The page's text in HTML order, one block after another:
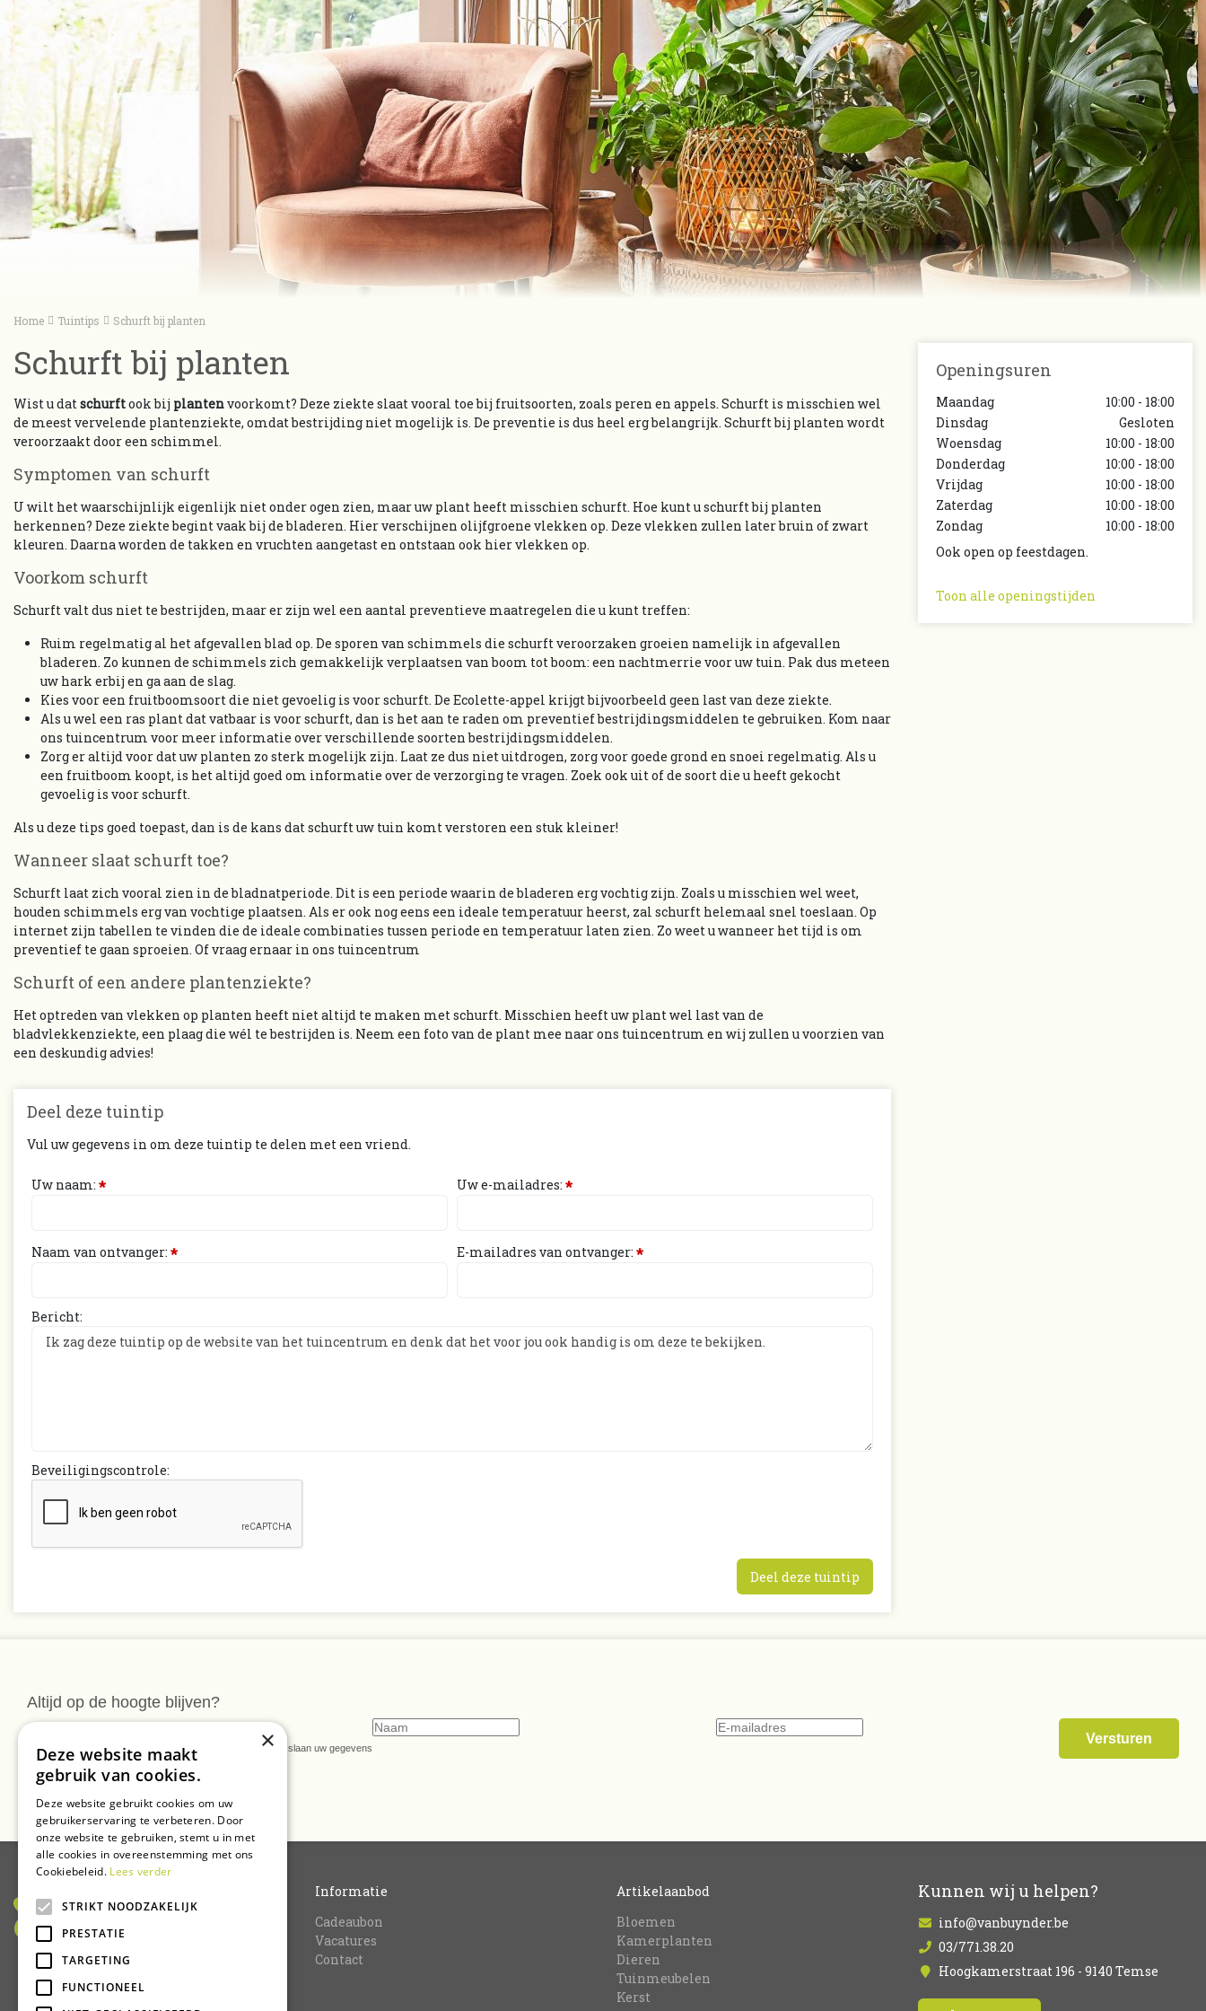
Home Tuintips Schurft bij planten
Schurft bij planten
Wist u datschurftook bij plantenvoorkomt? Deze ziekte slaat vooral toe bij fruitsoorten, zoals peren en appels. Schurft is misschien wel
de meest vervelende plantenziekte, omdat bestrijding niet mogelijk is. De preventie is dus heel erg belangrijk. Schurft bij planten wordt
veroorzaakt door een schimmel.
Symptomen van schurft
U wilt het waarschijnlijk eigenlijk niet onder ogen zien, maar uw plant heeft misschien schurft. Hoe kunt u schurft bij planten
herkennen? Deze ziekte begint vaak bij de bladeren. Hier verschijnen olijfgroene vlekken op. Deze vlekken zullen later bruin of zwart
kleuren. Daarna worden de takken en vruchten aangetast en ontstaan ook hier vlekken op.
Voorkom schurft
Schurft valt dus niet te bestrijden, maar er zijn wel een aantal preventieve maatregelen die u kunt treffen:
Ruim regelmatig al het afgevallen blad op. De sporen van schimmels die schurft veroorzaken groeien namelijk in afgevallen
bladeren. Zo kunnen de schimmels zich gemakkelijk verplaatsen van boom tot boom: een nachtmerrie voor uw tuin. Pak dus meteen
uw hark erbij en ga aan de slag.
Kies voor een fruitboomsoort die niet gevoelig is voor schurft. De Ecolette-appel krijgt bijvoorbeeld geen last van deze ziekte.
Als u wel een ras plant dat vatbaar is voor schurft, dan is het aan te raden om preventief bestrijdingsmiddelen te gebruiken. Kom naar
ons tuincentrum voor meer informatie over verschillende soorten bestrijdingsmiddelen.
Zorg er altijd voor dat uw planten zo sterk mogelijk zijn. Laat ze dus niet uitdrogen, zorg voor goede grond en snoei regelmatig. Als u
een fruitboom koopt, is het altijd goed om informatie over de verzorging te vragen. Zoek ook uit of de soort die u heeft gekocht
gevoelig is voor schurft.
Als u deze tips goed toepast, dan is de kans dat schurft uw tuin komt verstoren een stuk kleiner!
Wanneer slaat schurft toe?
Schurft laat zich vooral zien in de bladnatperiode. Dit is een periode waarin de bladeren erg vochtig zijn. Zoals u misschien wel weet,
houden schimmels erg van vochtige plaatsen. Als er ook nog eens een ideale temperatuur heerst, zal schurft helemaal snel toeslaan. Op
internet zijn tabellen te vinden die de ideale combinaties tussen periode en temperatuur laten zien. Zo weet u wanneer het tijd is om
preventief te gaan sproeien. Of vraag ernaar in ons tuincentrum
Schurft of een andere plantenziekte?
Het optreden van vlekken op planten heeft niet altijd te maken met schurft. Misschien heeft uw plant wel last van de
bladvlekkenziekte, een plaag die wél te bestrijden is. Neem een foto van de plant mee naar ons tuincentrum en wij zullen u voorzien van
een deskundig advies!
Deel deze tuintip
Vul uw gegevens in om deze tuintip te delen met een vriend.
Uw naam: * Uw e-mailadres: *
Naam van ontvanger: * E-mailadres van ontvanger: *
Bericht:
Beveiligingscontrole:
Openingsuren
Maandag
10:00 - 18:00
Dinsdag
Gesloten
Woensdag
10:00 - 18:00
Donderdag
10:00 - 18:00
Vrijdag
10:00 - 18:00
Zaterdag
10:00 - 18:00
Zondag
10:00 - 18:00
Ook open op feestdagen.
Toon alle openingstijden
Altijd op de hoogte blijven?
* U kunt de nieuwsbrief ongeveer wekelijks verwachten. Wij slaan uw gegevens
secuur op conform onzeprivacy verklaring.
Informatie
Cadeaubon
Vacatures
Contact
Artikelaanbod
Bloemen
Kamerplanten
Dieren
Tuinmeubelen
Kerst
Kunnen wij u helpen?
info@vanbuynder.be
03/771.38.20
Hoogkamerstraat 196 - 9140 Temse
×
Deze website maakt
gebruik van cookies.
Deze website gebruikt cookies om uw
gebruikerservaring te verbeteren. Door
onze website te gebruiken, stemt u in met
alle cookies in overeenstemming met ons
Cookiebeleid. Lees verder
STRIKT NOODZAKELIJK
PRESTATIE
TARGETING
FUNCTIONEEL